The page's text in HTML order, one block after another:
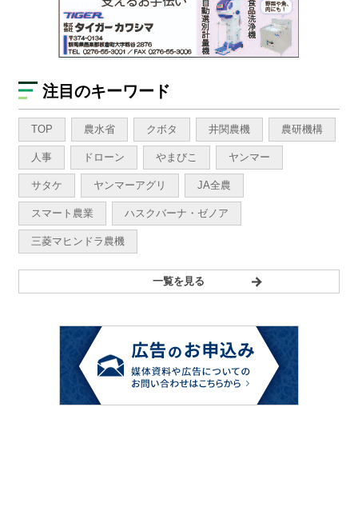
注目のキーワード
TOP 農水省 クボタ 井関農機 農研機構
人事 ドローン やまびこ ヤンマー
サタケ ヤンマーアグリ JA全農
スマート農業 ハスクバーナ・ゼノア
三菱マヒンドラ農機
一覧を見る